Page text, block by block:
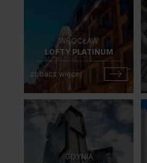
Unia Europejska
Dla sygnalisty
OBSERWUJ NAS
WROCŁAW
LOFTY PLATINUM
zobacz więcej
GDYNIA